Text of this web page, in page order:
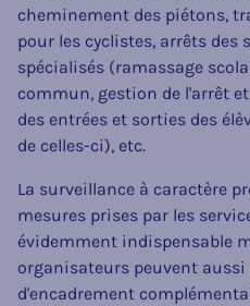
cheminement des piétons,
pour les cyclistes, arrêts des
spécialisés (ramassage
commun, gestion de l'arrêt
des entrées et sorties des
de celles-ci), etc.
La surveillance à caractère
mesures prises par les
évidemment indispensable
organisateurs peuvent
d'encadrement